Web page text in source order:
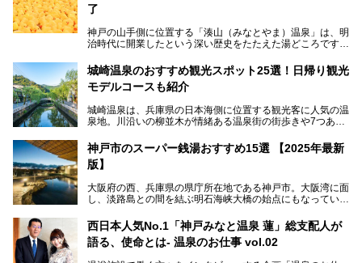
了
神戸の山手側に位置する「湊山（みなとやま）温泉」は、明
治時代に開業したという深い歴史をたたえた湯どころです。
っぱいに浮かぶアヒルちゃん。さらに、ゆったりくつろげて
コワーキングも可能な休憩スペースも人気に。斬新な企画や
設備で人々をアッと驚かせる湊山温泉の魅力をリポートしま
城崎温泉のおすすめ観光スポット25選！日帰り観光
モデルコースも紹介
城崎温泉は、兵庫県の日本海側に位置する観光客に人気の温
泉地。川沿いの柳並木が情緒ある温泉街の街歩きや7つある
られています。鉄道の駅から温泉街が近く、歩いて回るのに
ちょうどよい規模で、日帰りでの訪問にもおすすめです。
の観光スポットをピックアップ。温泉やご当地グルメなどを
盛り込んだ日帰り観光モデルコースも紹介しているので、ぜ
神戸市のスーパー銭湯おすすめ15選 【2025年最新
版】
大阪府の西、兵庫県の県庁所在地である神戸市。大阪湾に面
し、淡路島との間を結ぶ明石海峡大橋の始点にもなっていま
華街をはじめ、きらびやかに発展したハーバーランドなど、
人気観光スポットもめじろ押しです。
そして、温泉好きの視点から見ると、神戸市といえば何とい
西日本人気No.1「神戸みなと温泉 蓮」総支配人が
語る、使命とは- 温泉のお仕事 vol.02